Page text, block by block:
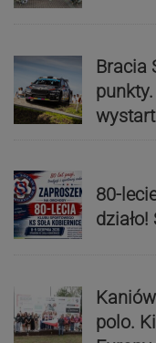
Bracia
80-
działo!
polo.